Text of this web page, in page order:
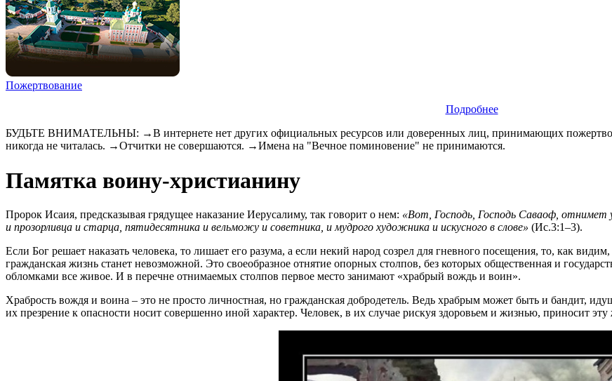
Пожертвование
Подробнее
БУДЬТЕ ВНИМАТЕЛЬНЫ: →В интернете нет других официальных ресурсов или доверенных лиц, принимающих
никогда не читалась. →Отчитки не совершаются. →Имена на "Вечное поминовение" не принимаются.
Памятка воину-христианину
Пророк Исаия, предсказывая грядущее наказание Иерусалиму, так говорит о нем:
Вот, Господь, Господь Саваоф, отнимет
и прозорливца и старца, пятидесятника и вельможу и советника, и мудрого художника и искусного в слове
(Ис.3:1–3).
Если Бог решает наказать человека, то лишает его разума, а если некий народ созрел для гневного посещения, то, как
гражданская жизнь станет невозможной. Это своеобразное отнятие опорных столпов, без которых общественная и
обломками все живое. И в перечне отнимаемых столпов первое место занимают «храбрый вождь и воин».
Храбрость вождя и воина – это не просто личностная, но гражданская добродетель. Ведь храбрым может быть и бандит,
их презрение к опасности носит совершенно иной характер. Человек, в их случае рискуя здоровьем и жизнью, приносит эту